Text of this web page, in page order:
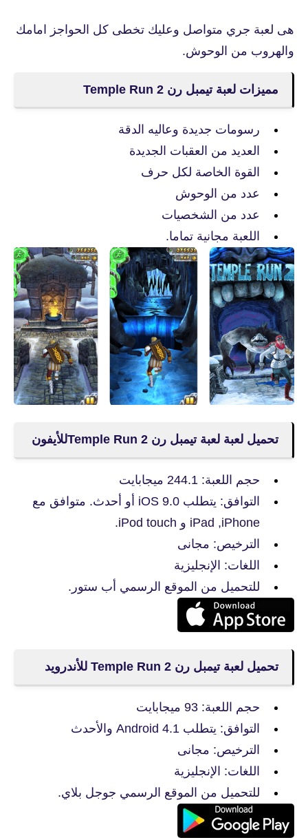
هى لعبة جري متواصل وعليك تخطى كل الحواجز امامك
والهروب من الوحوش.
مميزات لعبة تيمبل رن Temple Run 2
رسومات جديدة وعاليه الدقة
العديد من العقبات الجديدة
القوة الخاصة لكل حرف
عدد من الوحوش
عدد من الشخصيات
اللعبة مجانية تماما.
تحميل لعبة لعبة تيمبل رن Temple Run 2للأيفون
حجم اللعبة: 244.1 ميجابايت
التوافق: يتطلب iOS 9.0 أو أحدث. ‫‏متوافق مع
iPhone,‏ iPad و ‫iPod touch.
الترخيص: مجانى
اللغات: الإنجليزية
للتحميل من الموقع الرسمي أب ستور.
تحميل لعبة تيمبل رن Temple Run 2 للأندرويد
حجم اللعبة: 93 ميجابايت
التوافق: يتطلب Android 4.1 والأحدث
الترخيص: مجانى
اللغات: الإنجليزية
للتحميل من الموقع الرسمي جوجل بلاي.